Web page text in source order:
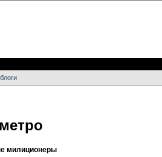
милиционеры